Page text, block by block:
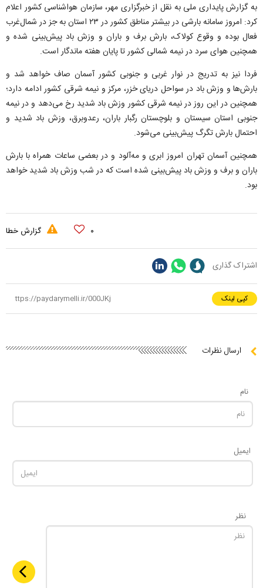
به گزارش پایداری ملی به نقل از خبرگزاری مهر، سازمان هواشناسی کشور اعلام
کرد: امروز سامانه بارشی در بیشتر مناطق کشور در ۲۳ استان به جز در شمال‌غرب
فعال بوده و وقوع کولاک، بارش برف و باران و وزش باد پیش‌بینی شده و
همچنین هوای سرد در نیمه شمالی کشور تا پایان هفته ماندگار است.
فردا نیز به تدریج در نوار غربی و جنوبی کشور آسمان صاف خواهد شد و
بارش‌ها و وزش باد در سواحل دریای خزر، مرکز و نیمه شرقی کشور ادامه دارد؛
همچنین در این روز در نیمه شرقی کشور وزش باد شدید رخ می‌دهد و در نیمه
جنوبی استان سیستان و بلوچستان رگبار باران، رعدوبرق، وزش باد شدید و
احتمال بارش تگرگ پیش‌بینی می‌شود.
همچنین آسمان تهران امروز ابری و مه‌آلود و در بعضی ساعات همراه با بارش
باران و برف و وزش باد پیش‌بینی شده است که در شب وزش باد شدید خواهد
بود.
۰ گزارش خطا
اشتراک گذاری
کپی لینک
ارسال نظرات
نام
ایمیل
نظر